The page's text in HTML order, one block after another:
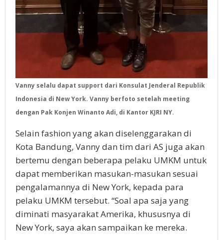
Vanny selalu dapat support dari Konsulat Jenderal Republik
Indonesia di New York. Vanny berfoto setelah meeting
dengan Pak Konjen Winanto Adi, di Kantor KJRI NY.
Selain fashion yang akan diselenggarakan di
Kota Bandung, Vanny dan tim dari AS juga akan
bertemu dengan beberapa pelaku UMKM untuk
dapat memberikan masukan-masukan sesuai
pengalamannya di New York, kepada para
pelaku UMKM tersebut. “Soal apa saja yang
diminati masyarakat Amerika, khususnya di
New York, saya akan sampaikan ke mereka.